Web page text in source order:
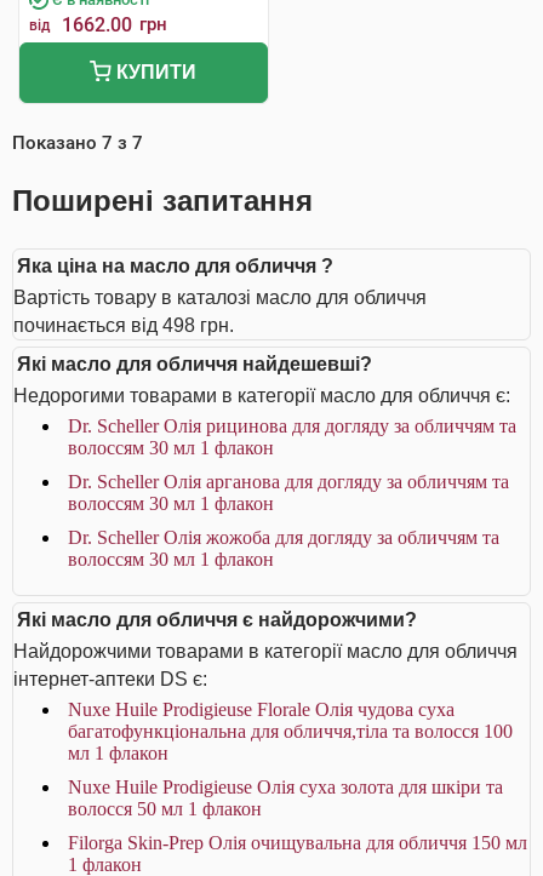
від 1662.00 грн
КУПИТИ
Показано 7 з 7
Поширені запитання
Яка ціна на масло для обличчя ?
Вартість товару в каталозі масло для обличчя
починається від 498 грн.
Які масло для обличчя найдешевші?
Недорогими товарами в категорії масло для обличчя є:
Dr. Scheller Олія рицинова для догляду за обличчям та
волоссям 30 мл 1 флакон
Dr. Scheller Олія арганова для догляду за обличчям та
волоссям 30 мл 1 флакон
Dr. Scheller Олія жожоба для догляду за обличчям та
волоссям 30 мл 1 флакон
Які масло для обличчя є найдорожчими?
Найдорожчими товарами в категорії масло для обличчя
інтернет-аптеки DS є:
Nuxe Huile Prodigieuse Florale Олія чудова суха
багатофункціональна для обличчя,тіла та волосся 100
мл 1 флакон
Nuxe Huile Prodigieuse Олія суха золота для шкіри та
волосся 50 мл 1 флакон
Filorga Skin-Prep Олія очищувальна для обличчя 150 мл
1 флакон